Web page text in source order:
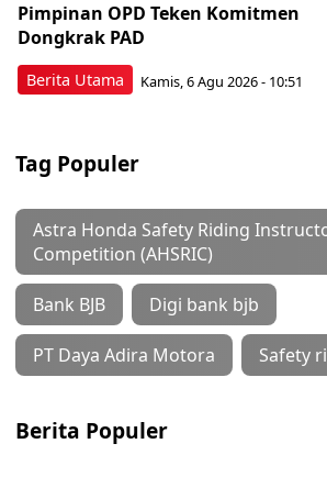
Berita Utama
Pimpinan OPD Teken Komitmen
Dongkrak PAD
Kamis, 6 Agu 2026 - 10:51
Tag Populer
Astra Honda Safety Riding
Competition (AHSRIC)
Bank BJB Digi bank bjb
PT Daya Adira Motora Safety
Berita Populer